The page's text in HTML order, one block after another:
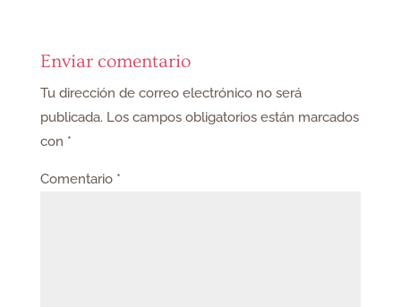
Enviar comentario
Tu dirección de correo electrónico no será
publicada. Los campos obligatorios están marcados
con *
Comentario *